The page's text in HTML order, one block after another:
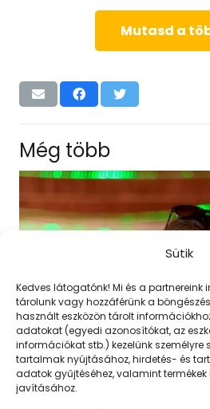
Sütik
Kedves látogatónk! Mi és a partnereink
tárolunk vagy hozzáférünk a
használt eszközön tárolt
adatokat (egyedi azonosítókat, az
információkat stb.) kezelünk személyre
tartalmak nyújtásához, hirdetés- és
adatok gyűjtéséhez, valamint termékek
javításához.
Mutasd a
Még több
Most lennék először